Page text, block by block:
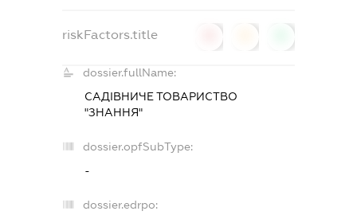
riskFactors.title
dossier.fullName:
САДІВНИЧЕ ТОВАРИСТВО
"ЗНАННЯ"
dossier.opfSubType:
-
dossier.edrpo: